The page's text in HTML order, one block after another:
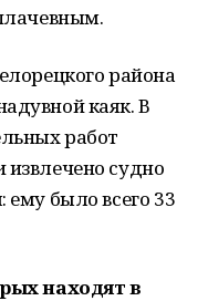
района
каяк. В
работ
судно
было всего 33
находят в